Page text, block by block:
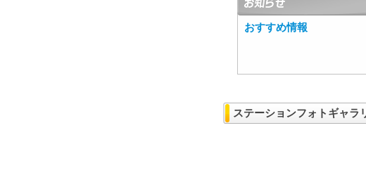
おすすめ情報
ステーションフォトギャラ